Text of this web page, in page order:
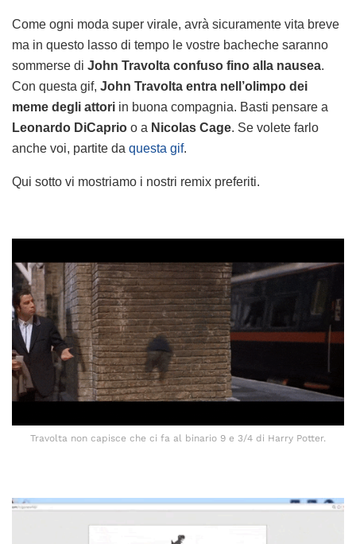
Come ogni moda super virale, avrà sicuramente vita breve
ma in questo lasso di tempo le vostre bacheche saranno
sommerse di John Travolta confuso fino alla nausea.
Con questa gif, John Travolta entra nell’olimpo dei
meme degli attori in buona compagnia. Basti pensare a
Leonardo DiCaprio o a Nicolas Cage. Se volete farlo
anche voi, partite da questa gif.
Qui sotto vi mostriamo i nostri remix preferiti.
Travolta non capisce che ci fa al binario 9 e 3/4 di Harry Potter.